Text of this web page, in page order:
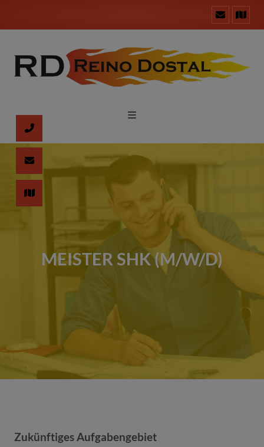
MEISTER SHK (M/W/D)
Zukünftiges Aufgabengebiet